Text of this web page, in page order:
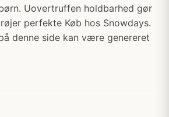
Uovertruffen holdbarhed gør
perfekte Køb hos Snowdays.
denne side kan være genereret